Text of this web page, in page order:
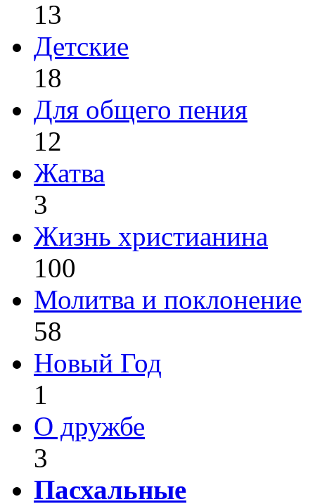
13
Детские
18
Для общего пения
12
Жатва
3
Жизнь христианина
100
Молитва и поклонение
58
Новый Год
1
О дружбе
3
Пасхальные